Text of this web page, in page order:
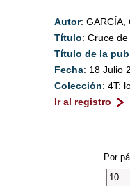
Autor: GARCÍA,
Título: Cruce
Título de la
Fecha: 18 Julio
Colección: 4T:
Ir al registro
Por